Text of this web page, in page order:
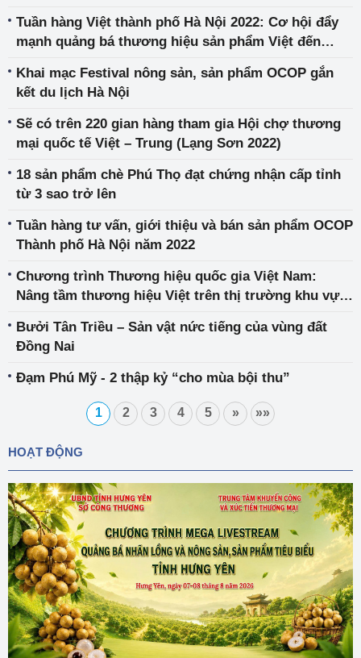
Tuần hàng Việt thành phố Hà Nội 2022: Cơ hội đẩy
mạnh quảng bá thương hiệu sản phẩm Việt đến
Khai mạc Festival nông sản, sản phẩm OCOP gắn
kết du lịch Hà Nội
Sẽ có trên 220 gian hàng tham gia Hội chợ thương
mại quốc tế Việt – Trung (Lạng Sơn 2022)
18 sản phẩm chè Phú Thọ đạt chứng nhận cấp tỉnh
từ 3 sao trở lên
Tuần hàng tư vấn, giới thiệu và bán sản phẩm OCOP
Thành phố Hà Nội năm 2022
Chương trình Thương hiệu quốc gia Việt Nam:
Nâng tầm thương hiệu Việt trên thị trường khu vực
Bưởi Tân Triều – Sản vật nức tiếng của vùng đất
Đồng Nai
Đạm Phú Mỹ - 2 thập kỷ “cho mùa bội thu”
1 2 3 4 5 » »»
HOẠT ĐỘNG